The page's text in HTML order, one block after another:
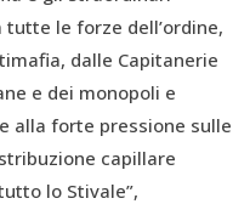
le forze dell’ordine,
dalle Capitanerie
e dei monopoli e
alla forte pressione sulle
capillare
lo Stivale”,